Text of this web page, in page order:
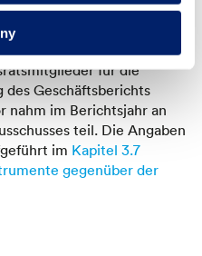
Revisor. Angaben
8.1 aufgeführt. Der
Jahresabschlusses wird
für die
des Geschäfts­berichts
nahm im Berichtsjahr an
teil. Die Angaben
im Kapitel 3.7
gegenüber der